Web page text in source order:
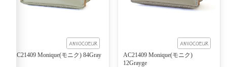
AC21409 Monique(モニク) 84Gray
AC21409 Monique(モニク)
12Grayge